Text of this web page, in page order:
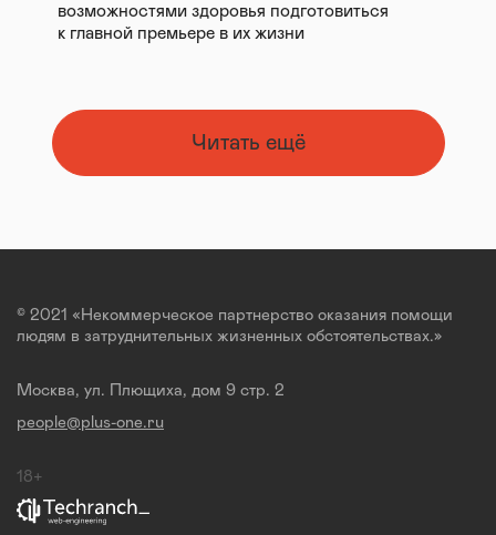
возможностями здоровья подготовиться
к главной премьере в их жизни
Читать ещё
© 2021 «Некоммерческое партнерство оказания помощи
людям в затруднительных жизненных обстоятельствах.»
Москва, ул. Плющиха, дом 9 стр. 2
people@plus-one.ru
18+